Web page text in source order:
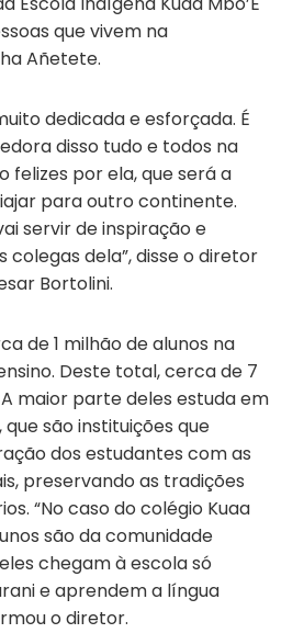
que vivem na
Añetete.
dedicada e esforçada. É
disso tudo e todos na
felizes por ela, que será a
para outro continente.
servir de inspiração e
colegas dela”, disse o diretor
Bortolini.
de 1 milhão de alunos na
Deste total, cerca de 7
maior parte deles estuda em
são instituições que
dos estudantes com as
preservando as tradições
“No caso do colégio Kuaa
são da comunidade
chegam à escola só
e aprendem a língua
o diretor.